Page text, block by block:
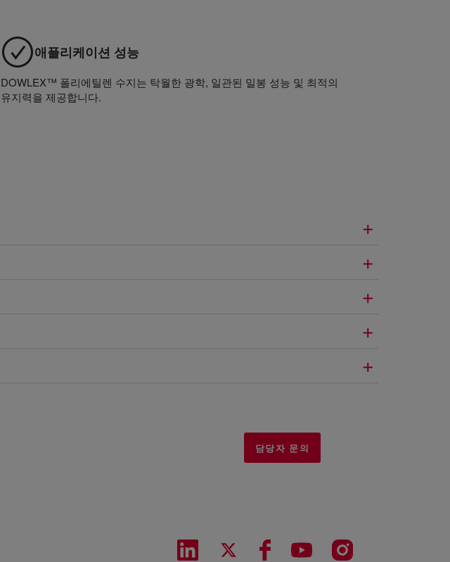
애플리케이션 성능
DOWLEX™ 폴리에틸렌 수지는 탁월한 광학, 일관된 밀봉 성능 및 최적의
유지력을 제공합니다.
담당자 문의